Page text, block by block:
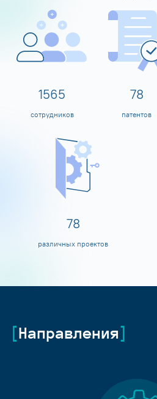
1600
сотрудников
80
патентов
80
различных проектов
Направления